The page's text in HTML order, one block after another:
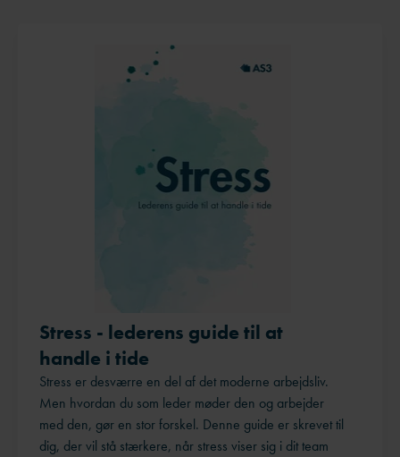
Stress - lederens guide til at
handle i tide
Stress er desværre en del af det moderne arbejdsliv.
Men hvordan du som leder møder den og arbejder
med den, gør en stor forskel. Denne guide er skrevet til
dig, der vil stå stærkere, når stress viser sig i dit team